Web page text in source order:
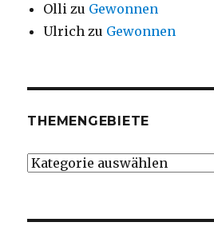
Olli zu Gewonnen
Ulrich zu Gewonnen
THEMENGEBIETE
Themengebiete